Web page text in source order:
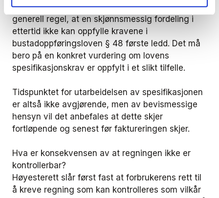
Jeg viker imidlertid tilbake for å oppstille som en
generell regel, at en skjønnsmessig fordeling i
ettertid ikke kan oppfylle kravene i
bustadoppføringsloven § 48 første ledd. Det må
bero på en konkret vurdering om lovens
spesifikasjonskrav er oppfylt i et slikt tilfelle.
Tidspunktet for utarbeidelsen av spesifikasjonen
er altså ikke avgjørende, men av bevismessige
hensyn vil det anbefales at dette skjer
fortløpende og senest før faktureringen skjer.
Hva er konsekvensen av at regningen ikke er
kontrollerbar?
Høyesterett slår først fast at forbrukerens rett til
å kreve regning som kan kontrolleres som vilkår